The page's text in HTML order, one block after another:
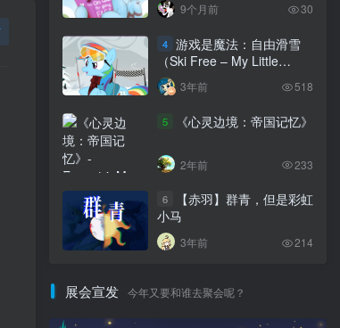
9个月前 30
4 游戏是魔法：自由滑雪
（Ski Free – My Little
Classics, Gaming is
Magic）
3年前 518
5 《心灵边境：帝国记忆》
2年前 233
6
【赤羽】群青，但是彩虹
小马
3年前 214
展会宣发 今年又要和谁去聚会呢？